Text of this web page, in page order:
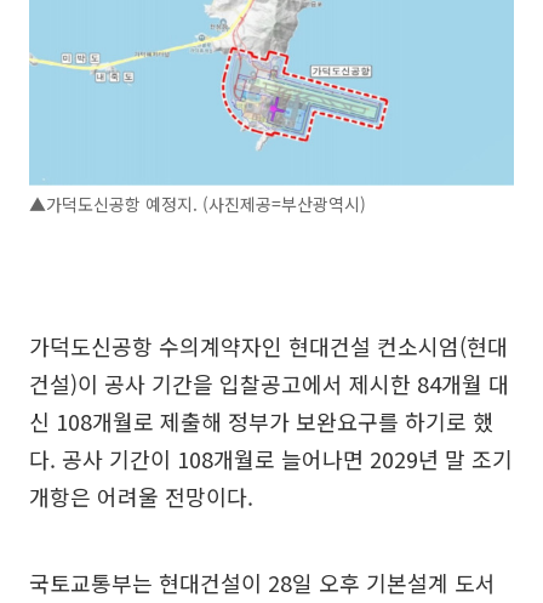
▲가덕도신공항 예정지. (사진제공=부산광역시)
가덕도신공항 수의계약자인 현대건설 컨소시엄(현대
건설)이 공사 기간을 입찰공고에서 제시한 84개월 대
신 108개월로 제출해 정부가 보완요구를 하기로 했
다. 공사 기간이 108개월로 늘어나면 2029년 말 조기
개항은 어려울 전망이다.
국토교통부는 현대건설이 28일 오후 기본설계 도서